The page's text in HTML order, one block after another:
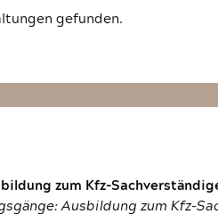
gefunden.
zum Kfz-
Ausbildung zum Kfz-